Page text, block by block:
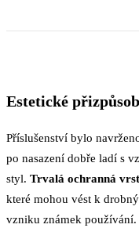
Estetické
Příslušenství bylo
po nasazení dobře ladí s
styl. Trvalá ochranná
které mohou vést k
vzniku známek